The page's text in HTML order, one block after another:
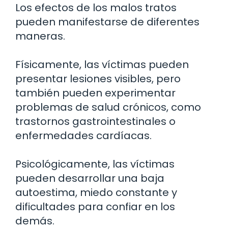
Los efectos de los malos tratos
pueden manifestarse de diferentes
maneras.
Físicamente, las víctimas pueden
presentar lesiones visibles, pero
también pueden experimentar
problemas de salud crónicos, como
trastornos gastrointestinales o
enfermedades cardíacas.
Psicológicamente, las víctimas
pueden desarrollar una baja
autoestima, miedo constante y
dificultades para confiar en los
demás.